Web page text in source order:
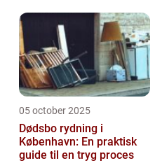
05 october 2025
Dødsbo rydning i
København: En praktisk
guide til en tryg proces